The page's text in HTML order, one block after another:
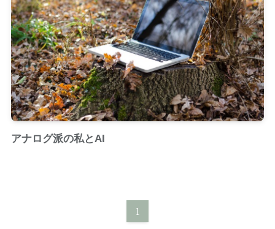
アナログ派の私とAI
1